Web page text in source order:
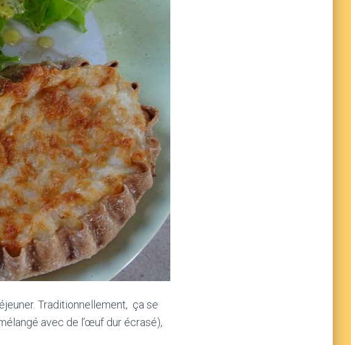
Traditionnellement, ça se
avec de l’œuf dur écrasé),